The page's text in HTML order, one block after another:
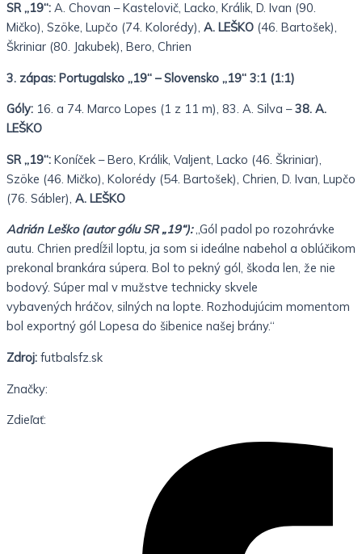
SR „19“: A. Chovan – Kastelovič, Lacko, Králik, D. Ivan (90.
Mičko), Szöke, Lupčo (74. Kolorédy), A. LEŠKO (46. Bartošek),
Škriniar (80. Jakubek), Bero, Chrien
3. zápas: Portugalsko „19“ – Slovensko „19“ 3:1 (1:1)
Góly: 16. a 74. Marco Lopes (1 z 11 m), 83. A. Silva –38. A.
LEŠKO
SR „19“: Koníček – Bero, Králik, Valjent, Lacko (46. Škriniar),
Szöke (46. Mičko), Kolorédy (54. Bartošek), Chrien, D. Ivan, Lupčo
(76. Sábler), A. LEŠKO
Adrián Leško (autor gólu SR „19“):„Gól padol po rozohrávke
autu. Chrien predĺžil loptu, ja som si ideálne nabehol a oblúčikom
prekonal brankára súpera. Bol to pekný gól, škoda len, že nie
bodový. Súper mal v mužstve technicky skvele
vybavených hráčov, silných na lopte. Rozhodujúcim momentom
bol exportný gól Lopesa do šibenice našej brány.“
Zdroj: futbalsfz.sk
Značky:
Zdieľať: